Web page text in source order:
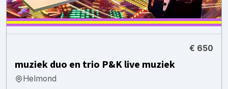
€ 650
muziek duo en trio P&K live muziek
Helmond